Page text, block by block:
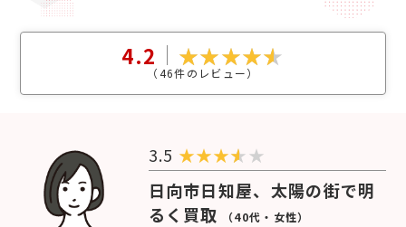
4.2
（46件のレビュー）
3.5 ★★★
★
日向市日知屋、太陽の街で明
るく買取
（40代・女性）